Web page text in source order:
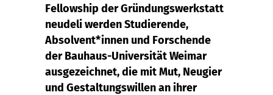
Fellowship der Gründungswerkstatt
neudeli werden Studierende,
Absolvent*innen und Forschende
der Bauhaus-Universität Weimar
ausgezeichnet, die mit Mut, Neugier
und Gestaltungswillen an ihrer